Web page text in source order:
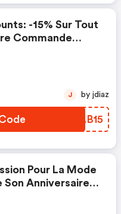
-15% Sur Tout
Commande
NCAB15
J by jdiaz
Pour La Mode
Son Anniversaire